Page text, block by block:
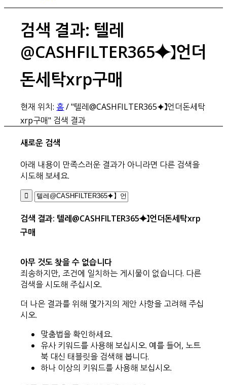
검색 결과: 텔레
@CASHFILTER365⯌】언더
돈세탁xrp구매
현재 위치: 홈 / "텔레@CASHFILTER365⯌】언더돈세탁
xrp구매" 검색 결과
새로운 검색
아래 내용이 만족스러운 결과가 아니라면 다른 검색을
시도해 보세요.
검색 결과: 텔레@CASHFILTER365⯌】언더돈세탁xrp
구매
아무 것도 찾을 수 없습니다
죄송하지만, 조건에 일치하는 게시물이 없습니다. 다른
검색을 시도해 주십시오.
더 나은 결과를 위해 몇가지의 제안 사항을 고려해 주십
시오.
맞춤법을 확인하세요.
유사 키워드를 사용해 보십시오. 예를 들어, 노트
북 대신 태블릿을 검색해 봅니다.
하나 이상의 키워드를 사용해 보십시오.